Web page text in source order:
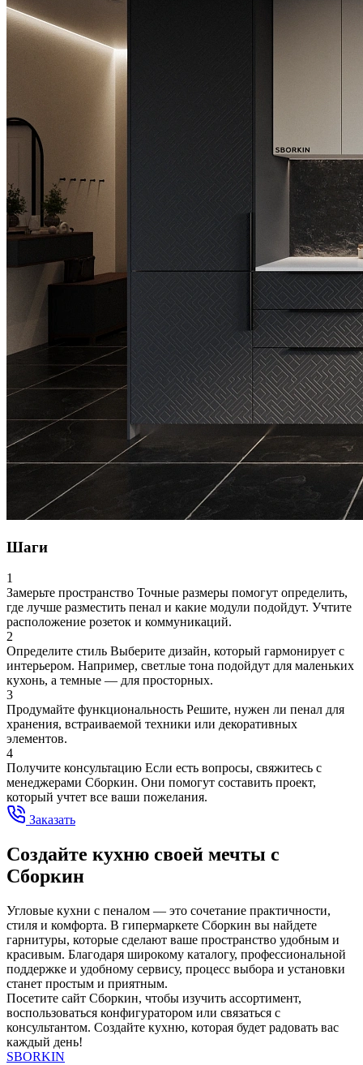
Шаги
1
Замерьте пространство Точные размеры помогут определить,
где лучше разместить пенал и какие модули подойдут. Учтите
расположение розеток и коммуникаций.
2
Определите стиль Выберите дизайн, который гармонирует с
интерьером. Например, светлые тона подойдут для маленьких
кухонь, а темные — для просторных.
3
Продумайте функциональность Решите, нужен ли пенал для
хранения, встраиваемой техники или декоративных
элементов.
4
Получите консультацию Если есть вопросы, свяжитесь с
менеджерами Сборкин. Они помогут составить проект,
который учтет все ваши пожелания.
Заказать
Создайте кухню своей мечты с
Сборкин
Угловые кухни с пеналом — это сочетание практичности,
стиля и комфорта. В гипермаркете Сборкин вы найдете
гарнитуры, которые сделают ваше пространство удобным и
красивым. Благодаря широкому каталогу, профессиональной
поддержке и удобному сервису, процесс выбора и установки
станет простым и приятным.
Посетите сайт Сборкин, чтобы изучить ассортимент,
воспользоваться конфигуратором или связаться с
консультантом. Создайте кухню, которая будет радовать вас
каждый день!
SBORKIN